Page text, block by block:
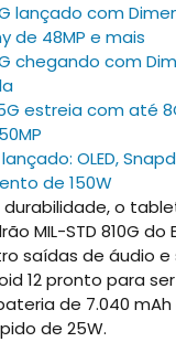
lançado com
de 48MP e mais
chegando com
estreia com até
OLED,
de 150W
o
MIL-STD 810G do
saídas de áudio e
12 pronto para
de 7.040
de 25W.